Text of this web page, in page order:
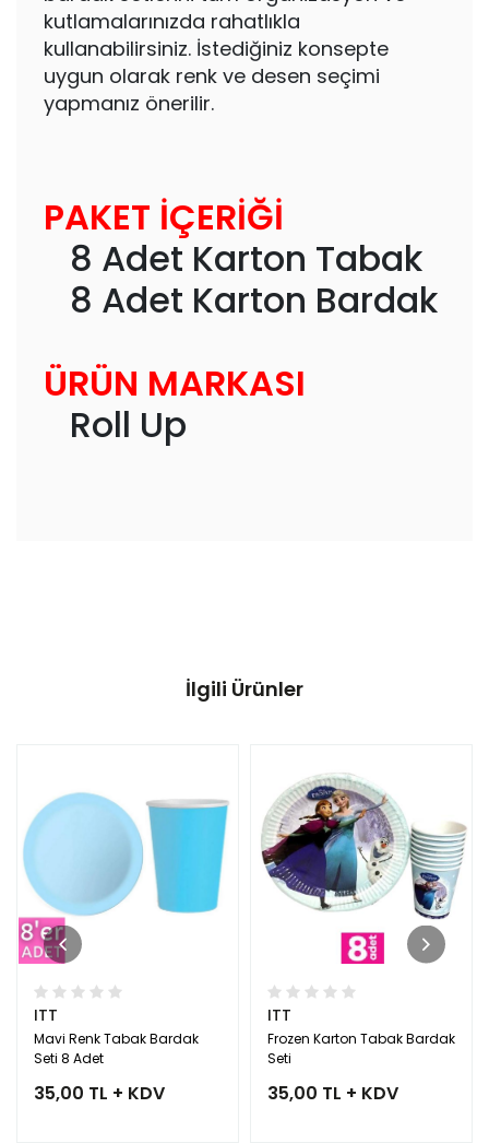
kutlamalarınızda rahatlıkla
kullanabilirsiniz. İstediğiniz konsepte
uygun olarak renk ve desen seçimi
yapmanız önerilir.
PAKET İÇERİĞİ
8 Adet Karton Tabak
8 Adet Karton Bardak
ÜRÜN MARKASI
Roll Up
İlgili Ürünler
ITT
Mavi Renk Tabak Bardak
Seti 8 Adet
35,00 TL + KDV
ITT
Frozen Karton Tabak Bardak
Seti
35,00 TL + KDV